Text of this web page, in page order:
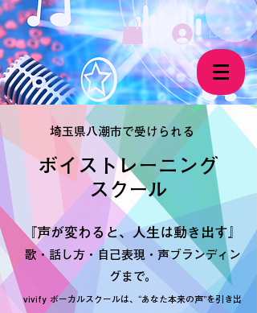
ログイン
埼玉県八潮市で受けられる
ボイストレーニング
​スクール
『声が変わると、人生は動き出す』
歌・話し方・自己表現・声ブランディン
グまで。
vivify ボーカルスクールは、“あなた本来の声”を引き出